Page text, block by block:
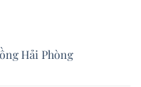
Hải Phòng